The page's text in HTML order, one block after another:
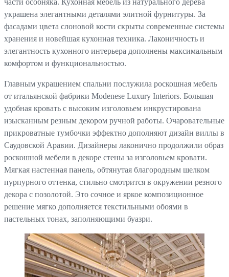
украшена элегантными деталями элитной фурнитуры. За
фасадами цвета слоновой кости скрыты современные системы
хранения и новейшая кухонная техника. Лаконичность и
элегантность кухонного интерьера дополнены максимальным
комфортом и функциональностью.
Главным украшением спальни послужила роскошная мебель
от итальянской фабрики Modenese Luxury Interiors. Большая
удобная кровать с высоким изголовьем инкрустирована
изысканным резным декором ручной работы. Очаровательные
прикроватные тумбочки эффектно дополняют дизайн виллы в
Саудовской Аравии. Дизайнеры лаконично продолжили образ
роскошной мебели в декоре стены за изголовьем кровати.
Мягкая настенная панель, обтянутая благородным шелком
пурпурного оттенка, стильно смотрится в окружении резного
декора с позолотой. Это сочное и яркое композиционное
решение мягко дополняется текстильными обоями в
пастельных тонах, заполняющими буазри.